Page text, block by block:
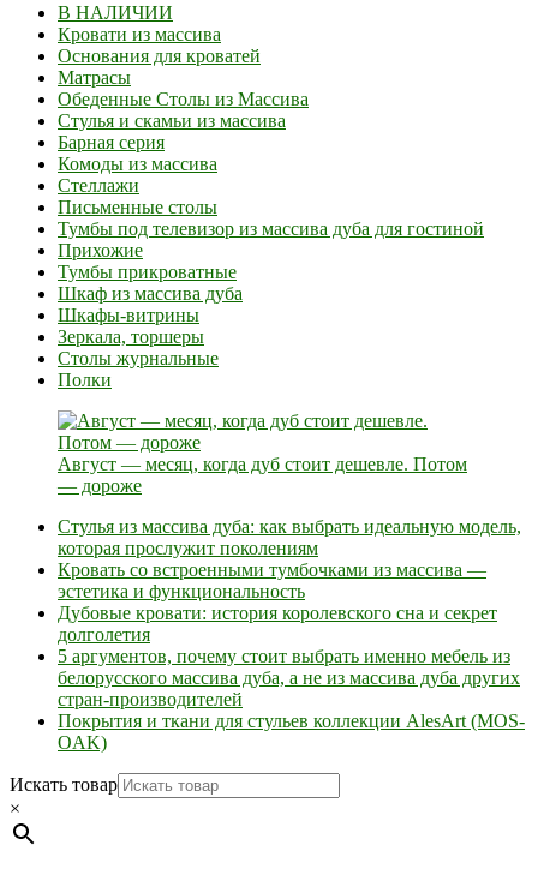
В НАЛИЧИИ
Кровати из массива
Основания для кроватей
Матрасы
Обеденные Столы из Массива
Стулья и скамьи из массива
Барная серия
Комоды из массива
Стеллажи
Письменные столы
Тумбы под телевизор из массива дуба для гостиной
Прихожие
Тумбы прикроватные
Шкаф из массива дуба
Шкафы-витрины
Зеркала, торшеры
Столы журнальные
Полки
Август — месяц, когда дуб стоит дешевле. Потом
— дороже
Стулья из массива дуба: как выбрать идеальную модель,
которая прослужит поколениям
Кровать со встроенными тумбочками из массива —
эстетика и функциональность
Дубовые кровати: история королевского сна и секрет
долголетия
5 аргументов, почему стоит выбрать именно мебель из
белорусского массива дуба, а не из массива дуба других
стран-производителей
Покрытия и ткани для стульев коллекции AlesArt (MOS-
OAK)
Искать товар
×